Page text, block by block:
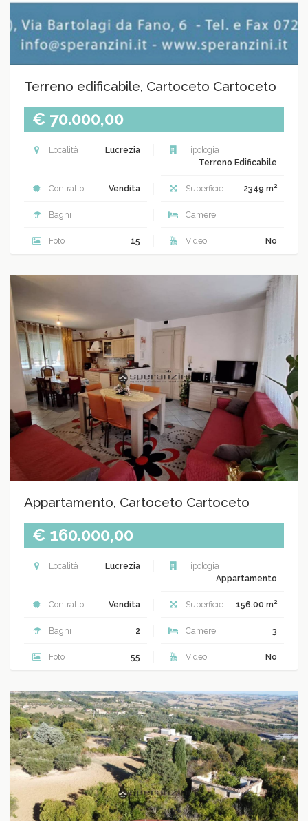
Terreno edificabile, Cartoceto Cartoceto
€ 70.000,00
Località Lucrezia
Tipologia
Terreno Edificabile
Contratto Vendita Superficie 2349 m2
Bagni Camere
Foto 15 Video No
Appartamento, Cartoceto Cartoceto
€ 160.000,00
Località Lucrezia
Tipologia
Appartamento
Contratto Vendita Superficie 156.00 m2
Bagni 2 Camere 3
Foto 55 Video No